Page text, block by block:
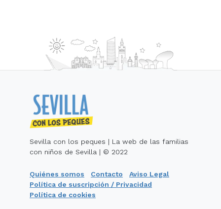
Sevilla con los peques | La web de las familias
con niños de Sevilla | © 2022
Quiénes somos Contacto
Aviso Legal
Política de suscripción / Privacidad
Política de cookies